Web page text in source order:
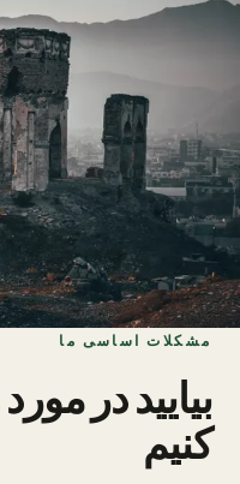
مشکلات اساسی ما
بیایید در
کنیم